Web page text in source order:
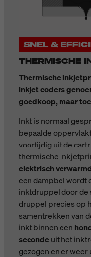
SNEL &
THERMISCHE
Thermische
inkjet coders
goedkoop, maar
Inkt is normaal
bepaalde
voortijdig uit de
thermische
elektrisch
een dampbel wordt
inktdruppel door de
druppel precies op
samentrekken van
inkt binnen een
secondeuit het
gezogen en er